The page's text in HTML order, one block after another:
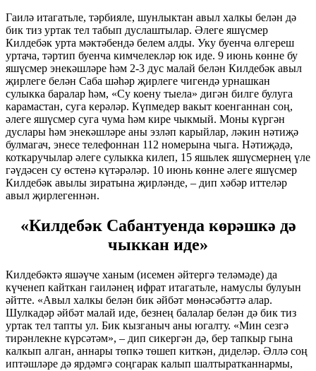
Гаилә итагатьле, тәрбияле, шунлыктан авыл халкы белән дә
бик тиз уртак тел табып дуслаштылар. Әлеге яшүсмер
Килдебәк урта мәктәбендә белем алды. Уку буенча өлгереш
уртача, тәртип буенча кимчелекләр юк иде. 9 июнь көнне бу
яшүсмер энекәшләре һәм 2-3 дус малай белән Килдебәк авыл
җирлеге белән Саба шәһәр җирлеге чигендә урнашкан
сулыкка баралар һәм, «Су коену тыела» дигән билге булуга
карамастан, суга керәләр. Күпмедер вакыт коенганнан соң,
әлеге яшүсмер суга чума һәм кире чыкмый. Моны күргән
дуслары һәм энекәшләре аны эзләп карыйлар, ләкин нәтиҗә
булмагач, энесе телефоннан 112 номерына чыга. Нәтиҗәдә,
коткаручылар әлеге сулыкка килеп, 15 яшьлек яшүсмернең үле
гәүдәсен су өстенә күтәрәләр. 10 июнь көнне әлеге яшүсмер
Килдебәк авылы зиратына җирләнде, – дип хәбәр иттеләр
авыл җирлегеннән.
«Килдебәк Сабантуенда көрәшкә дә
чыккан иде»
Килдебәктә яшәүче ханым (исемен әйтергә теләмәде) да
күченеп кайткан гаиләнең ифрат итагатьле, намуслы булуын
әйтте. «Авыл халкы белән бик әйбәт мөнәсәбәттә алар.
Шулкадәр әйбәт малай иде, безнең балалар белән дә бик тиз
уртак тел тапты ул. Бик кызганыч аны югалту. «Мин сезгә
тирәнлекне күрсәтәм», – дип сикергән дә, бер тапкыр гына
калкып алган, аннары төпкә төшеп киткән, диделәр. Әллә соң
иптәшләре дә ярдәмгә соңгарак калып шалтыратканнармы,